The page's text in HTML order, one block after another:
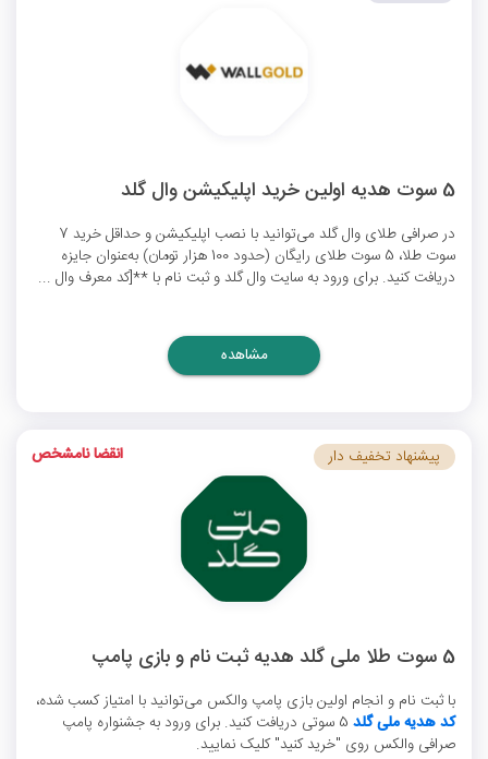
5 سوت هدیه اولین خرید اپلیکیشن وال گلد
در صرافی طلای وال گلد می‌توانید با نصب اپلیکیشن و حداقل خرید 7
سوت طلا، 5 سوت طلای رایگان (حدود 100 هزار تومان) به‌عنوان جایزه
دریافت کنید. برای ورود به سایت وال گلد و ثبت نام با **[کد معرف وال ...
مشاهده
5 سوت طلا ملی گلد هدیه ثبت نام و بازی پامپ
با ثبت نام و انجام اولین بازی پامپ والکس می‌توانید با امتیاز کسب شده،
کد هدیه ملی گلد
5 سوتی دریافت کنید. برای ورود به جشنواره پامپ
صرافی والکس روی "خرید کنید" کلیک نمایید.
پیشنهاد تخفیف دار انقضا نامشخص